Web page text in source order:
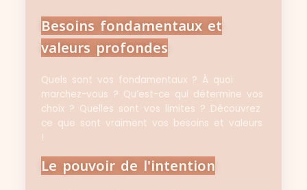
Besoins fondamentaux et
valeurs profondes
Quels sont vos fondamentaux ? À quoi
marchez-vous ? Qu’est-ce qui détermine vos
choix ? Quelles sont vos limites ? Découvrez
ce que sont vraiment vos besoins et valeurs
!
Le pouvoir de l'intention